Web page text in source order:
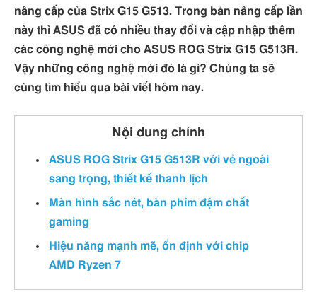
nâng cấp của Strix G15 G513. Trong bản nâng cấp lần
này thì ASUS đã có nhiều thay đổi và cập nhập thêm
các công nghệ mới cho ASUS ROG Strix G15 G513R.
Vậy những công nghệ mới đó là gì? Chúng ta sẽ
cùng tìm hiểu qua bài viết hôm nay.
Nội dung chính
ASUS ROG Strix G15 G513R với vẻ ngoài
sang trọng, thiết kế thanh lịch
Màn hình sắc nét, bàn phím đậm chất
gaming
Hiệu năng mạnh mẽ, ổn định với chip
AMD Ryzen 7